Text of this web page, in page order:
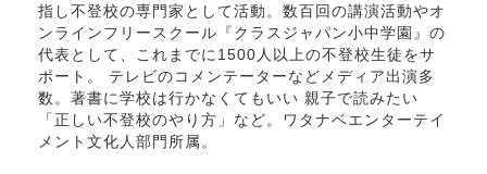
指し不登校の専門家として活動。数百回の講演活動やオ
ンラインフリースクール『クラスジャパン小中学園』の
代表として、これまでに1500人以上の不登校生徒をサ
ポート。 テレビのコメンテーターなどメディア出演多
数。著書に学校は行かなくてもいい 親子で読みたい
「正しい不登校のやり方」など。ワタナベエンターテイ
メント文化人部門所属。